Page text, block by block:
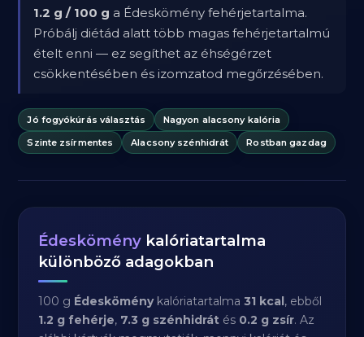
1.2 g / 100 g a Édeskömény fehérjetartalma.
Próbálj diétád alatt több magas fehérjetartalmú
ételt enni — ez segíthet az éhségérzet
csökkentésében és izomzatod megőrzésében.
Jó fogyókúrás választás
Nagyon alacsony kalória
Szinte zsírmentes
Alacsony szénhidrát Rostban gazdag
Édeskömény kalóriatartalma
különböző adagokban
100 g Édesköménykalóriatartalma31 kcal, ebből
1.2 g fehérje, 7.3 g szénhidrát és 0.2 g zsír. Az